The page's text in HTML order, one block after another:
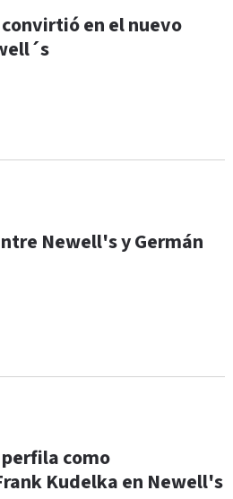
en el nuevo
Newell's y Germán
como
Kudelka en Newell's